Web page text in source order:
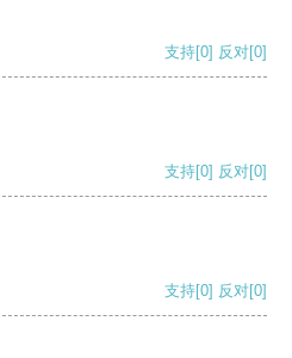
支持[0] 反对[0]
支持[0] 反对[0]
支持[0] 反对[0]